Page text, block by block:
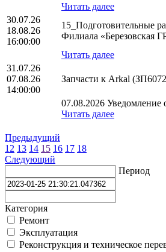
Читать далее
30.07.26
18.08.26
16:00:00
15_Подготовительные
Филиала
Читать далее
31.07.26
07.08.26
14:00:00
Запчасти к Arkal
07.08.2026 Уведомление
Читать далее
Предыдущий
12 13 14 15 16 17 18
Следующий
Период
Категория
Ремонт
Эксплуатация
Реконструкция и техническое